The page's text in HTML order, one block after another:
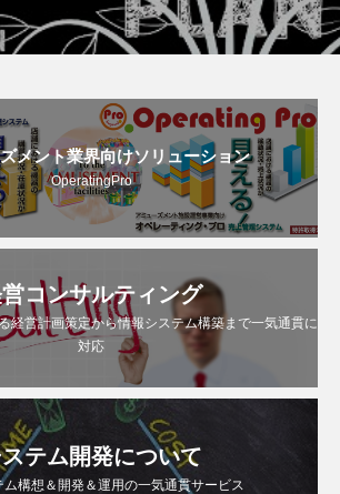
メント業界向けソリューション
OperatingPro
コンサルティング
経営計画策定から情報システム構築まで一気通貫に
対応
テム開発について
ム構想＆開発＆運用の一気通貫サービス